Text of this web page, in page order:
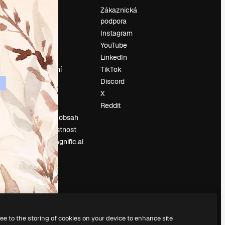
Ocenění
O nás
Recenze
Kariéra
Trendy
vyhledávání
Blog
Události
Slidesgo
Prodávejte obsah
Tisková místnost
Hledáte magnific.ai
Zákaznická
podpora
Instagram
YouTube
LinkedIn
TikTok
Discord
X
Reddit
to the storing of cookies on your device to enhance site